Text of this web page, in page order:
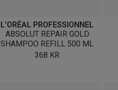
L'ORÉAL PROFESSIONNEL
ABSOLUT REPAIR GOLD
SHAMPOO REFILL 500 ML
368 KR